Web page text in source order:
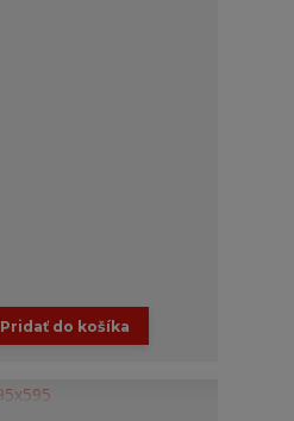
Pridať do košíka